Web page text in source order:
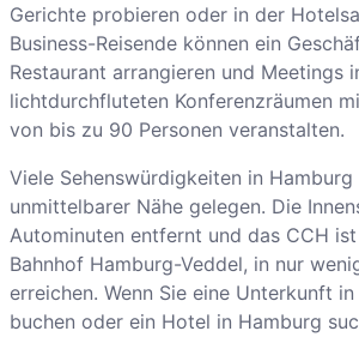
Gerichte probieren oder in der
Business-Reisende können ein
Restaurant arrangieren und Meetings
lichtdurchfluteten Konferenzräumen
von bis zu 90 Personen veranstalten.
Viele Sehenswürdigkeiten in Hamburg
unmittelbarer Nähe gelegen. Die
Autominuten entfernt und das CCH
Bahnhof Hamburg-Veddel, in nur
erreichen. Wenn Sie eine Unterkunft
buchen oder ein Hotel in Hamburg